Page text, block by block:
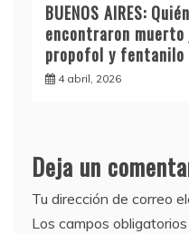
BUENOS AIRES:
encontraron
propofol y fentanilo
4 abril, 2026
Deja un
Tu dirección de correo
Los campos